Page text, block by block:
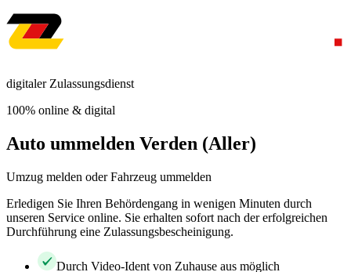
digitaler Zulassungsdienst
100% online & digital
Auto ummelden Verden (Aller)
Umzug melden oder Fahrzeug ummelden
Erledigen Sie Ihren Behördengang in wenigen Minuten durch
unseren Service online. Sie erhalten sofort nach der erfolgreichen
Durchführung eine Zulassungsbescheinigung.
Durch Video-Ident von Zuhause aus möglich